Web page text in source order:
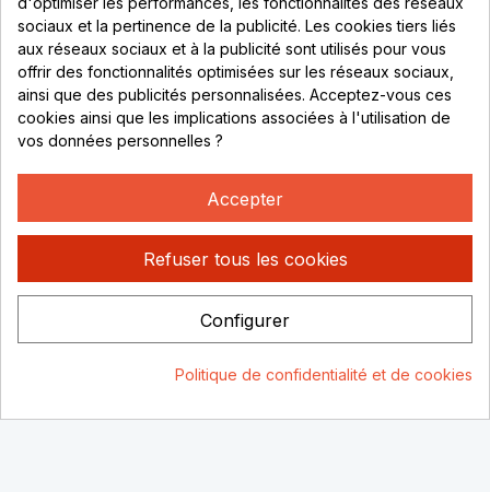
Lundi au vendredi :
8h - 16h
uniquement sur Rendez-vous
CONTACT
04 78 37 00 68
contact@rhonephilatelie.fr
Un site conçu par :
sociaux et la pertinence de la publicité. Les cookies tiers liés
aux réseaux sociaux et à la publicité sont utilisés pour vous
offrir des fonctionnalités optimisées sur les réseaux sociaux,
ainsi que des publicités personnalisées. Acceptez-vous ces
cookies ainsi que les implications associées à l'utilisation de
vos données personnelles ?
Accepter
Refuser tous les cookies
Configurer
Politique de confidentialité et de cookies